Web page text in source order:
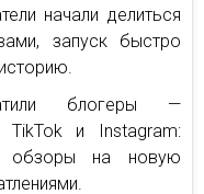
начали делиться
запуск быстро
блогеры —
TikTok и Instagram:
обзоры на новую